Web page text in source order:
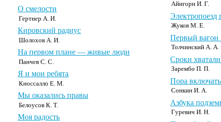
О смелости
Гертнер А. И.
Кировский радиус
Шолохов А. И.
На первом плане — живые люди
Панчев С. С.
Я и мои ребята
Кноссалло Е. М.
Мы оказались правы
Белоусов К. Т.
Моя радость
Айнгорн И. Г.
Электропоезд
Жуков М. Е.
Первый вагон
Толчинский А. А.
Сроки
Зарембо П. П.
Пора
Сонкин И. А.
Азбука
Гуревич И. Н.